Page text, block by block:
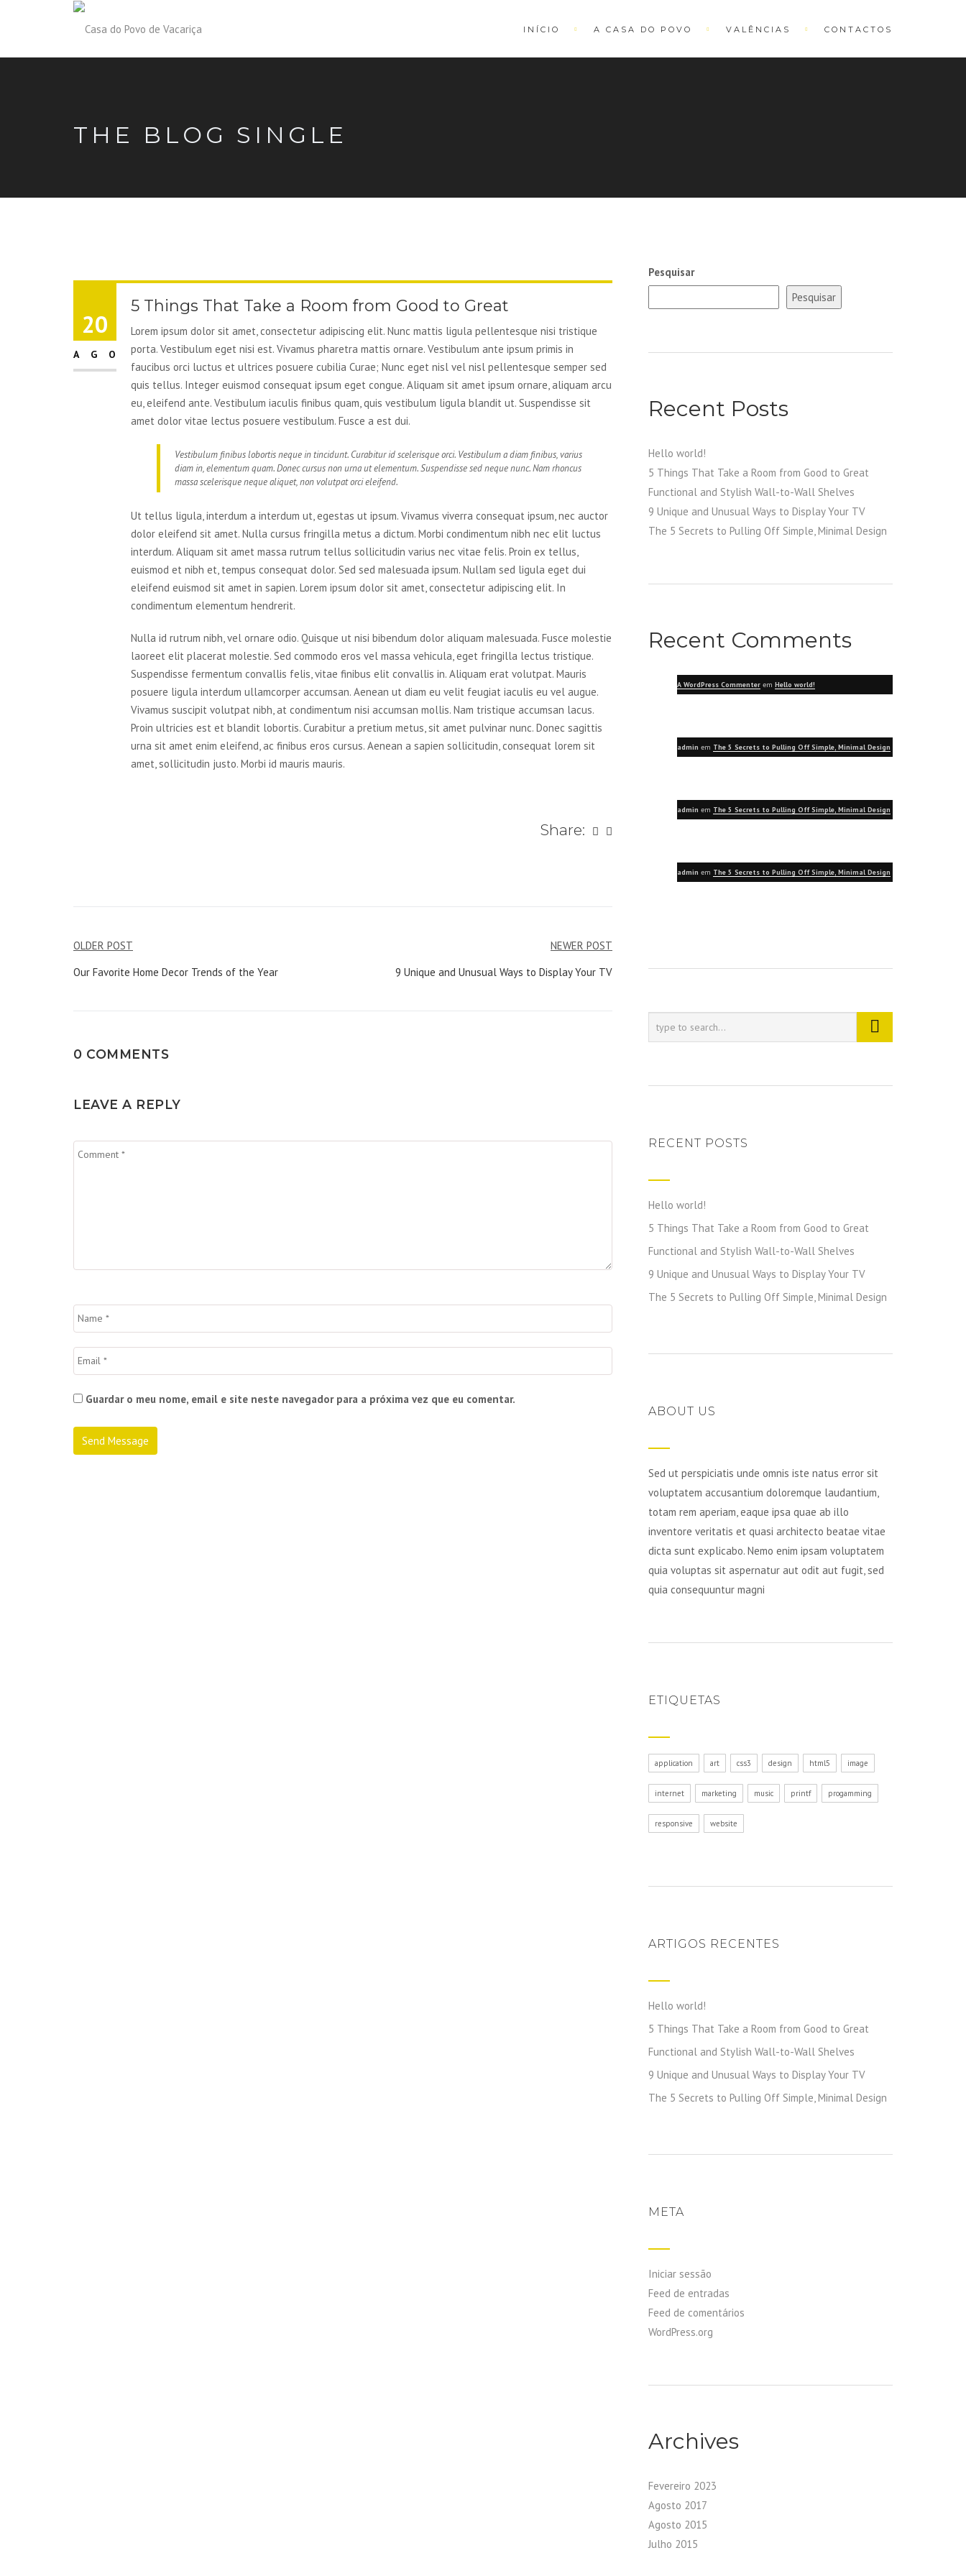
INÍCIO A CASA DO POVO VALÊNCIAS CONTACTOS
THE BLOG SINGLE
20
AGO
5 Things That Take a Room from Good to Great
Lorem ipsum dolor sit amet, consectetur adipiscing elit. Nunc mattis ligula pellentesque nisi tristique
porta. Vestibulum eget nisi est. Vivamus pharetra mattis ornare. Vestibulum ante ipsum primis in
faucibus orci luctus et ultrices posuere cubilia Curae; Nunc eget nisl vel nisl pellentesque semper sed
quis tellus. Integer euismod consequat ipsum eget congue. Aliquam sit amet ipsum ornare, aliquam arcu
eu, eleifend ante. Vestibulum iaculis finibus quam, quis vestibulum ligula blandit ut. Suspendisse sit
amet dolor vitae lectus posuere vestibulum. Fusce a est dui.
Vestibulum finibus lobortis neque in tincidunt. Curabitur id scelerisque orci. Vestibulum a diam finibus, varius
diam in, elementum quam. Donec cursus non urna ut elementum. Suspendisse sed neque nunc. Nam rhoncus
massa scelerisque neque aliquet, non volutpat orci eleifend.
Ut tellus ligula, interdum a interdum ut, egestas ut ipsum. Vivamus viverra consequat ipsum, nec auctor
dolor eleifend sit amet. Nulla cursus fringilla metus a dictum. Morbi condimentum nibh nec elit luctus
interdum. Aliquam sit amet massa rutrum tellus sollicitudin varius nec vitae felis. Proin ex tellus,
euismod et nibh et, tempus consequat dolor. Sed sed malesuada ipsum. Nullam sed ligula eget dui
eleifend euismod sit amet in sapien. Lorem ipsum dolor sit amet, consectetur adipiscing elit. In
condimentum elementum hendrerit.
Nulla id rutrum nibh, vel ornare odio. Quisque ut nisi bibendum dolor aliquam malesuada. Fusce molestie
laoreet elit placerat molestie. Sed commodo eros vel massa vehicula, eget fringilla lectus tristique.
Suspendisse fermentum convallis felis, vitae finibus elit convallis in. Aliquam erat volutpat. Mauris
posuere ligula interdum ullamcorper accumsan. Aenean ut diam eu velit feugiat iaculis eu vel augue.
Vivamus suscipit volutpat nibh, at condimentum nisi accumsan mollis. Nam tristique accumsan lacus.
Proin ultricies est et blandit lobortis. Curabitur a pretium metus, sit amet pulvinar nunc. Donec sagittis
urna sit amet enim eleifend, ac finibus eros cursus. Aenean a sapien sollicitudin, consequat lorem sit
amet, sollicitudin justo. Morbi id mauris mauris.
Share:
Navegação
de
OLDER POST
Our Favorite Home Decor Trends of the Year
NEWER POST
9 Unique and Unusual Ways to Display Your TV
0 COMMENTS
LEAVE A REPLY
Guardar o meu nome, email e site neste navegador para a próxima vez que eu comentar.
Pesquisar
Pesquisar
Recent Posts
Hello world!
5 Things That Take a Room from Good to Great
Functional and Stylish Wall-to-Wall Shelves
9 Unique and Unusual Ways to Display Your TV
The 5 Secrets to Pulling Off Simple, Minimal Design
Recent Comments
A WordPress Commenter em Hello world!
admin em The 5 Secrets to Pulling Off Simple, Minimal Design
admin em The 5 Secrets to Pulling Off Simple, Minimal Design
admin em The 5 Secrets to Pulling Off Simple, Minimal Design
RECENT POSTS
Hello world!
5 Things That Take a Room from Good to Great
Functional and Stylish Wall-to-Wall Shelves
9 Unique and Unusual Ways to Display Your TV
The 5 Secrets to Pulling Off Simple, Minimal Design
ABOUT US
Sed ut perspiciatis unde omnis iste natus error sit
voluptatem accusantium doloremque laudantium,
totam rem aperiam, eaque ipsa quae ab illo
inventore veritatis et quasi architecto beatae vitae
dicta sunt explicabo. Nemo enim ipsam voluptatem
quia voluptas sit aspernatur aut odit aut fugit, sed
quia consequuntur magni
ETIQUETAS
application art css3 design html5 image
internet marketing music printf progamming
responsive website
ARTIGOS RECENTES
Hello world!
5 Things That Take a Room from Good to Great
Functional and Stylish Wall-to-Wall Shelves
9 Unique and Unusual Ways to Display Your TV
The 5 Secrets to Pulling Off Simple, Minimal Design
META
Iniciar sessão
Feed de entradas
Feed de comentários
WordPress.org
Archives
Fevereiro 2023
Agosto 2017
Agosto 2015
Julho 2015